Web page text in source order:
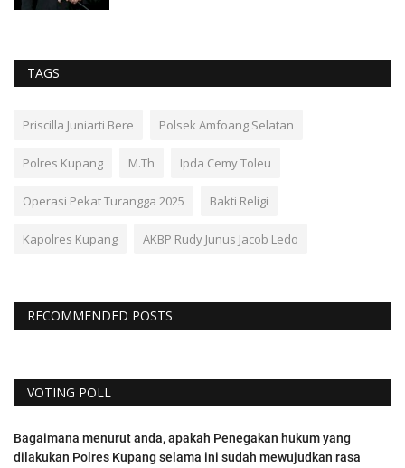
TAGS
Priscilla Juniarti Bere Polsek Amfoang Selatan
Polres Kupang M.Th Ipda Cemy Toleu
Operasi Pekat Turangga 2025 Bakti Religi
Kapolres Kupang AKBP Rudy Junus Jacob Ledo
RECOMMENDED POSTS
VOTING POLL
Bagaimana menurut anda, apakah Penegakan hukum yang
dilakukan Polres Kupang selama ini sudah mewujudkan rasa